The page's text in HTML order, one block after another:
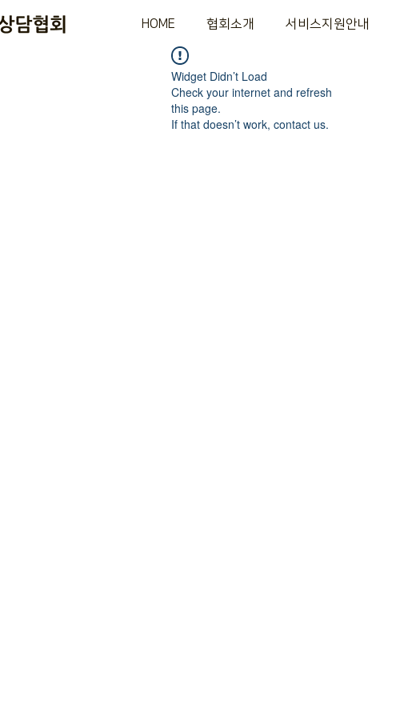
HOME 협회소개 서비스지원안내
Widget Didn’t Load
Check your internet and refresh
this page.
If that doesn’t work, contact us.